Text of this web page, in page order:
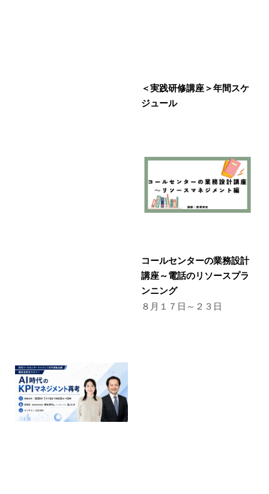
＜実践研修講座＞年間スケ
ジュール
コールセンターの業務設計
講座～電話のリソースプラ
ンニング
８月１７日～２３日